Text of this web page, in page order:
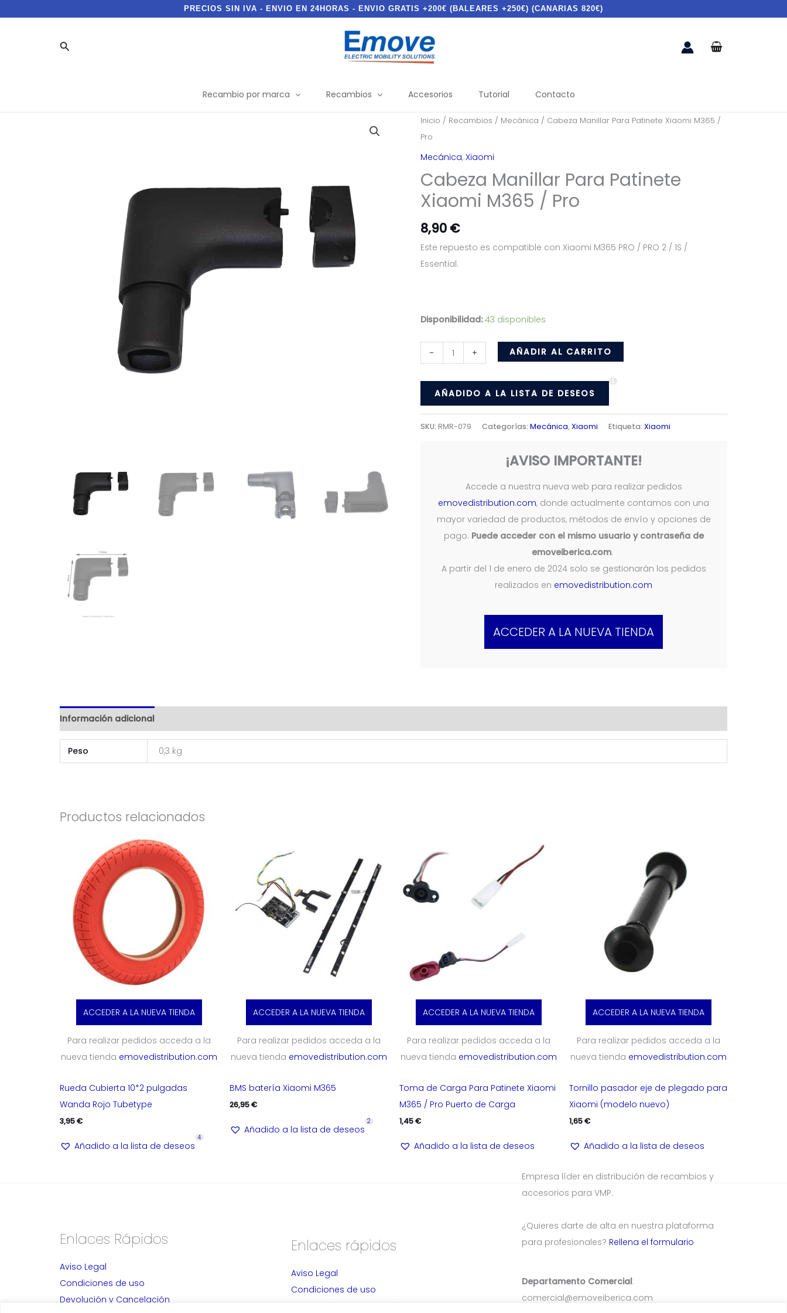
PRECIOS SIN IVA - ENVIO EN 24HORAS - ENVIO GRATIS +200€ (BALEARES +250€) (CANARIAS 820€)
Buscar
Recambio por marca Recambios Accesorios Tutorial Contacto
Inicio / Recambios / Mecánica / Cabeza Manillar Para Patinete Xiaomi M365 /
Pro
Mecánica, Xiaomi
Cabeza Manillar Para Patinete
Xiaomi M365 / Pro
8,90 €
Este repuesto es compatible con Xiaomi M365 PRO / PRO 2 / 1S /
Essential.
Disponibilidad: 43 disponibles
-
Cabeza
Manillar
Para
Patinete
Xiaomi
M365
+ AÑADIR AL CARRITO
AÑADIDO A LA LISTA DE DESEOS
SKU: RMR-079 Categorías: Mecánica,Xiaomi Etiqueta: Xiaomi
¡AVISO IMPORTANTE!
Accede a nuestra nueva web para realizar pedidos
emovedistribution.com, donde actualmente contamos con una
mayor variedad de productos, métodos de envío y opciones de
pago. Puede acceder con el mismo usuario y contraseña de
emoveiberica.com.
A partir del 1 de enero de 2024 solo se gestionarán los pedidos
realizados en emovedistribution.com
ACCEDER A LA NUEVA TIENDA
Información adicional
Peso 0,3 kg
Productos relacionados
ACCEDER A LA NUEVA TIENDA
Para realizar pedidos acceda a la
nueva tienda emovedistribution.com
Rueda Cubierta 10*2 pulgadas
Wanda Rojo Tubetype
3,95€
Añadido a la lista de deseos
4
ACCEDER A LA NUEVA TIENDA
Para realizar pedidos acceda a la
nueva tienda emovedistribution.com
BMS batería Xiaomi M365
26,95€
Añadido a la lista de deseos
2
ACCEDER A LA NUEVA TIENDA
Para realizar pedidos acceda a la
nueva tienda emovedistribution.com
Toma de Carga Para Patinete Xiaomi
M365 / Pro Puerto de Carga
1,45€
Añadido a la lista de deseos
ACCEDER A LA NUEVA TIENDA
Para realizar pedidos acceda a la
nueva tienda emovedistribution.com
Tornillo pasador eje de plegado para
Xiaomi (modelo nuevo)
1,65€
Añadido a la lista de deseos
Enlaces Rápidos
Aviso Legal
Condiciones de uso
Devolución y Cancelación
Enlaces rápidos
Aviso Legal
Condiciones de uso
Empresa líder en distribución de recambios y
accesorios para VMP.
¿Quieres darte de alta en nuestra plataforma
para profesionales? Rellena el formulario
Departamento Comercial:
comercial@emoveiberica.com